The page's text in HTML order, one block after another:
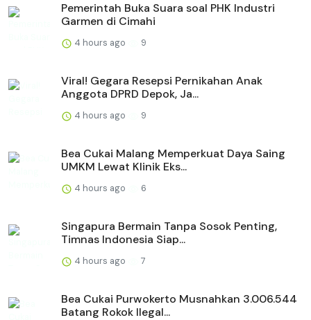
Pemerintah Buka Suara soal PHK Industri
Garmen di Cimahi
4 hours ago 9
Viral! Gegara Resepsi Pernikahan Anak
Anggota DPRD Depok, Ja...
4 hours ago 9
Bea Cukai Malang Memperkuat Daya Saing
UMKM Lewat Klinik Eks...
4 hours ago 6
Singapura Bermain Tanpa Sosok Penting,
Timnas Indonesia Siap...
4 hours ago 7
Bea Cukai Purwokerto Musnahkan 3.006.544
Batang Rokok Ilegal...